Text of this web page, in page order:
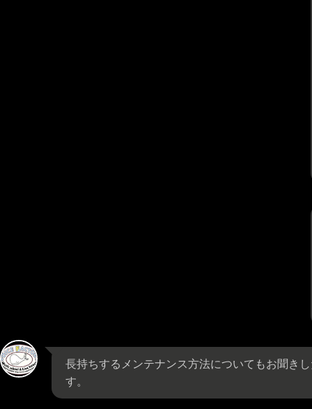
長持ちするメンテナンス方法についてもお聞き
す。